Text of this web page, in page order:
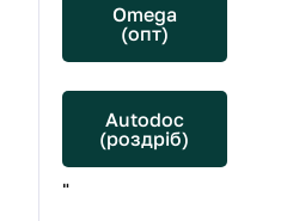
Omega
(опт)
Autodoc
(роздріб)
"